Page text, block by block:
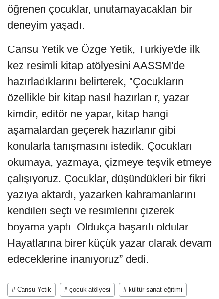
öğrenen çocuklar, unutamayacakları bir
deneyim yaşadı.
Cansu Yetik ve Özge Yetik, Türkiye'de ilk
kez resimli kitap atölyesini AASSM'de
hazırladıklarını belirterek, "Çocukların
özellikle bir kitap nasıl hazırlanır, yazar
kimdir, editör ne yapar, kitap hangi
aşamalardan geçerek hazırlanır gibi
konularla tanışmasını istedik. Çocukları
okumaya, yazmaya, çizmeye teşvik etmeye
çalışıyoruz. Çocuklar, düşündükleri bir fikri
yazıya aktardı, yazarken kahramanlarını
kendileri seçti ve resimlerini çizerek
boyama yaptı. Oldukça başarılı oldular.
Hayatlarına birer küçük yazar olarak devam
edeceklerine inanıyoruz” dedi.
# Cansu Yetik # çocuk atölyesi # kültür sanat eğitimi